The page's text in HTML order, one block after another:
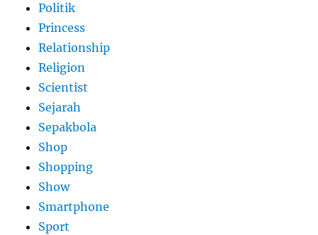
Politik
Princess
Relationship
Religion
Scientist
Sejarah
Sepakbola
Shop
Shopping
Show
Smartphone
Sport